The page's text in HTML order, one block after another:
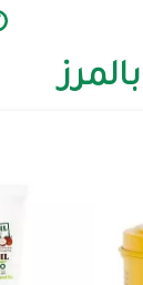
بالمرز